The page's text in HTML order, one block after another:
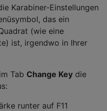
Karabiner-Einstellungen
das ein
(wie eine
ist, irgendwo in Ihrer
Tab Change Key die
runter auf F11